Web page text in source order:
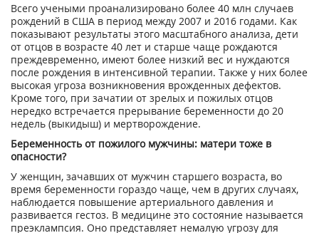
Всего учеными проанализировано более 40 млн случаев
рождений в США в период между 2007 и 2016 годами. Как
показывают результаты этого масштабного анализа, дети
от отцов в возрасте 40 лет и старше чаще рождаются
преждевременно, имеют более низкий вес и нуждаются
после рождения в интенсивной терапии. Также у них более
высокая угроза возникновения врожденных дефектов.
Кроме того, при зачатии от зрелых и пожилых отцов
нередко встречается прерывание беременности до 20
недель (выкидыш) и мертворождение.
Беременность от пожилого мужчины: матери тоже в
опасности?
У женщин, зачавших от мужчин старшего возраста, во
время беременности гораздо чаще, чем в других случаях,
наблюдается повышение артериального давления и
развивается гестоз. В медицине это состояние называется
преэклампсия. Оно представляет немалую угрозу для